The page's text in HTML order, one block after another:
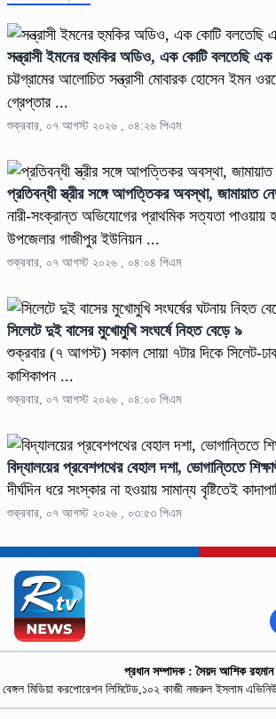
সন্ত্রাসী ইমনের হুমকির অডিও, এক কোটি বলতেছি এক
চট্টগ্রামের আলোচিত সন্ত্রাসী মোবারক হোসেন ইমন
গ্রেপ্তার ...
শুক্রবার, ০৭ আগস্ট ২০২৬ , ০৪:২৬ পিএম
প্রতিবন্ধী স্ত্রীর সঙ্গে আপত্তিকর অবস্থা, জামায়াত
নারী-সংক্রান্ত অভিযোগের প্রাথমিক সত্যতা পাওয়ায়
উপজেলার গাজীপুর ইউনিয়ন ...
শুক্রবার, ০৭ আগস্ট ২০২৬ , ০৪:০৪ পিএম
সিলেটে দুই বাসের মুখোমুখি সংঘর্ষে নিহত বেড়ে ৯
শুক্রবার (৭ আগস্ট) সকাল সোয়া ৭টার দিকে সিলেট-
কাশিকাপন ...
শুক্রবার, ০৭ আগস্ট ২০২৬ , ০৪:০০ পিএম
বিদ্যালয়ের প্রবেশপথের বেহাল দশা, ভোগান্তিতে
দীর্ঘদিন ধরে সংস্কার না হওয়ায় সামান্য বৃষ্টিতেই
শুক্রবার, ০৭ আগস্ট ২০২৬ , ০৩:৫৩ পিএম
প্রধান সম্পাদক : সৈয়দ আশিক রহমান
বেঙ্গল মিডিয়া করপোরেশন লিমিটেড,১০২ কাজী নজরুল ইসলাম